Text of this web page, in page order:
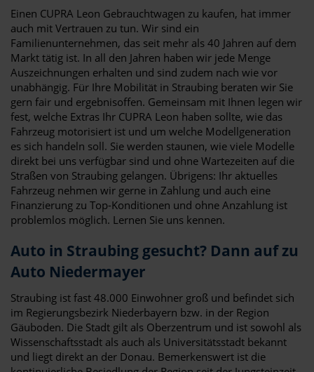
Einen CUPRA Leon Gebrauchtwagen zu kaufen, hat immer
auch mit Vertrauen zu tun. Wir sind ein
Familienunternehmen, das seit mehr als 40 Jahren auf dem
Markt tätig ist. In all den Jahren haben wir jede Menge
Auszeichnungen erhalten und sind zudem nach wie vor
unabhängig. Für Ihre Mobilität in Straubing beraten wir Sie
gern fair und ergebnisoffen. Gemeinsam mit Ihnen legen wir
fest, welche Extras Ihr CUPRA Leon haben sollte, wie das
Fahrzeug motorisiert ist und um welche Modellgeneration
es sich handeln soll. Sie werden staunen, wie viele Modelle
direkt bei uns verfügbar sind und ohne Wartezeiten auf die
Straßen von Straubing gelangen. Übrigens: Ihr aktuelles
Fahrzeug nehmen wir gerne in Zahlung und auch eine
Finanzierung zu Top-Konditionen und ohne Anzahlung ist
problemlos möglich. Lernen Sie uns kennen.
Auto in Straubing gesucht? Dann auf zu
Auto Niedermayer
Straubing ist fast 48.000 Einwohner groß und befindet sich
im Regierungsbezirk Niederbayern bzw. in der Region
Gäuboden. Die Stadt gilt als Oberzentrum und ist sowohl als
Wissenschaftsstadt als auch als Universitätsstadt bekannt
und liegt direkt an der Donau. Bemerkenswert ist die